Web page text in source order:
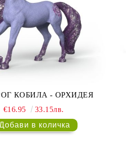
КОБИЛА - ОРХИДЕЯ
€16.95
33.15лв.